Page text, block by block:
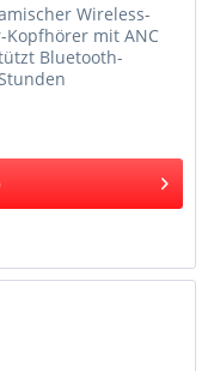
Wireless-
Kopfhörer mit ANC
Bluetooth-